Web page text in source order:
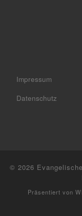
Impressum
Datenschutz
© 2026
Präsentiert von